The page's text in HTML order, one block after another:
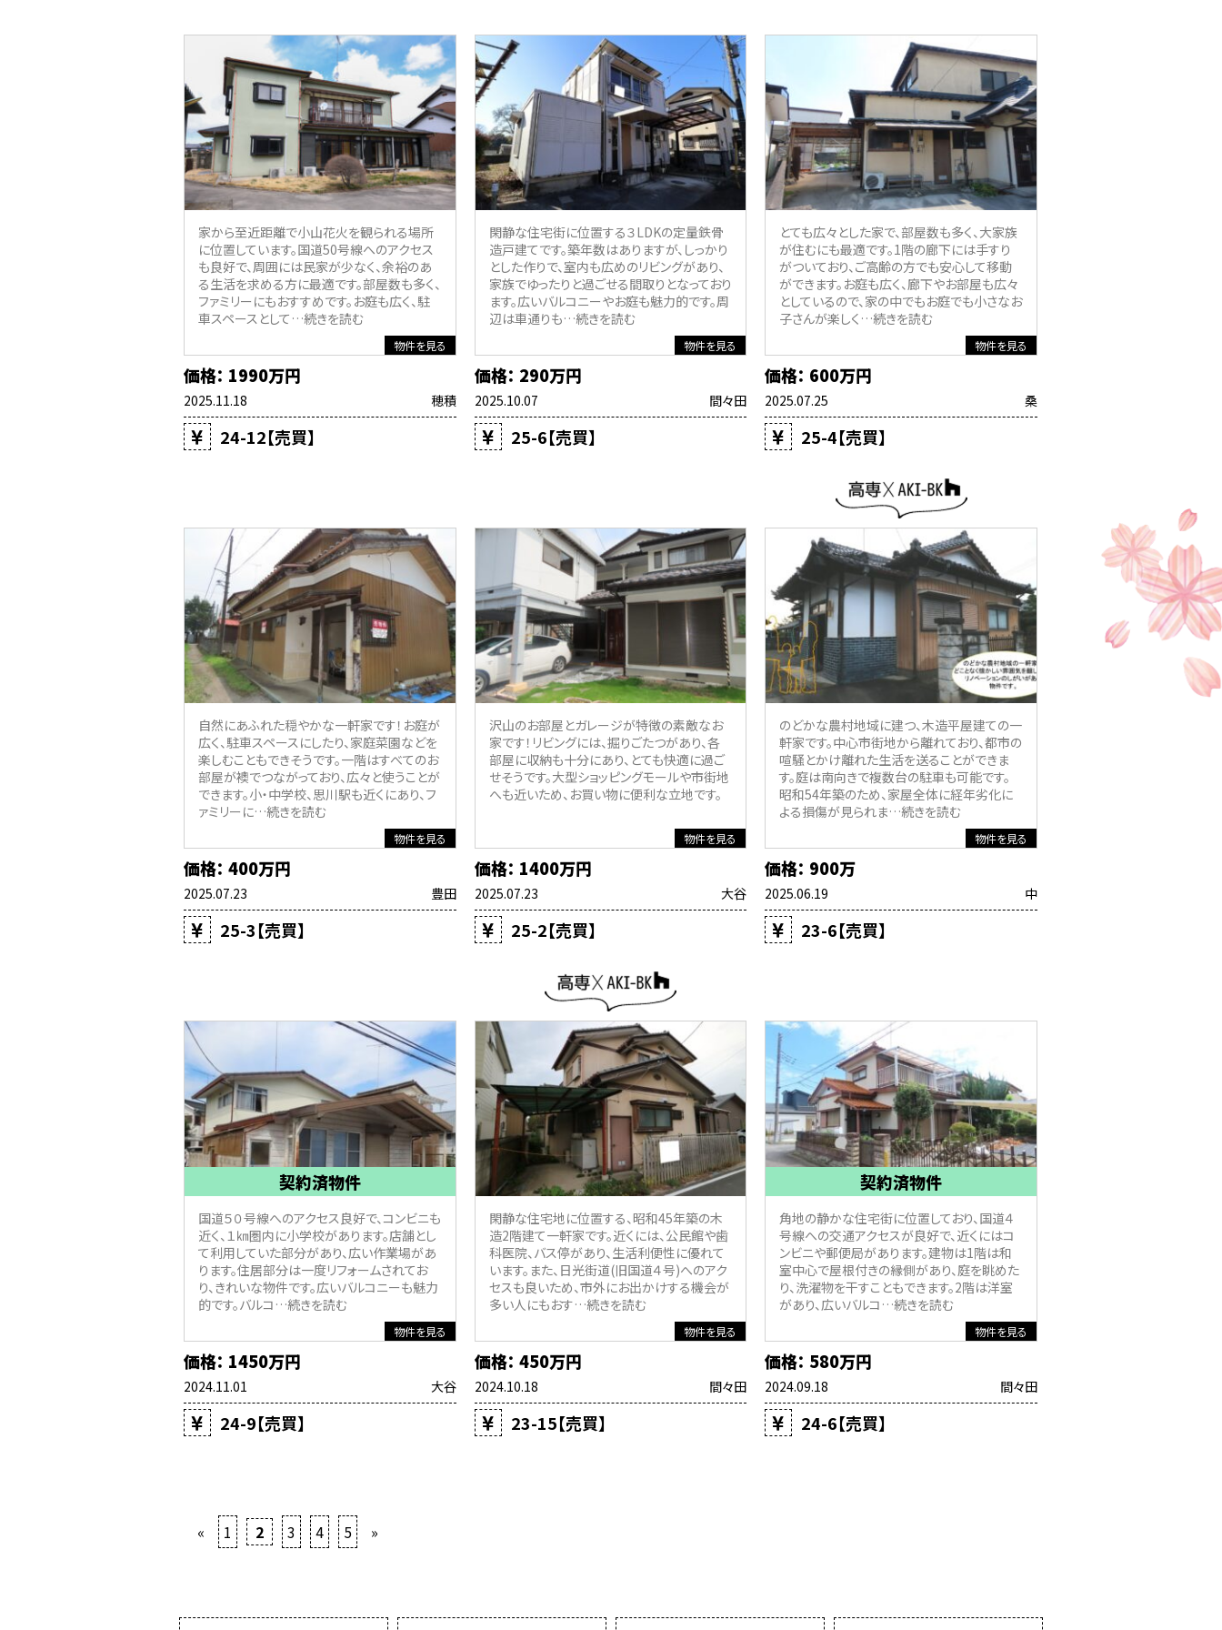
家から至近距離で小山花火を観られる場所
に位置しています。国道50号線へのアクセス
も良好で、周囲には民家が少なく、余裕のあ
る生活を求める方に最適です。部屋数も多く、
ファミリーにもおすすめです。お庭も広く、駐
車スペースとして …続きを読む
物件を見る
価格： 1990万円
2025.11.18 穂積
24-12【売買】
閑静な住宅街に位置する３LDKの定量鉄骨
造戸建てです。築年数はありますが、しっかり
とした作りで、室内も広めのリビングがあり、
家族でゆったりと過ごせる間取りとなっており
ます。広いバルコニーやお庭も魅力的です。周
辺は車通りも…続きを読む
物件を見る
価格： 290万円
2025.10.07 間々田
25-6【売買】
とても広々とした家で、部屋数も多く、大家族
が住むにも最適です。1階の廊下には手すり
がついており、ご高齢の方でも安心して移動
ができます。お庭も広く、廊下やお部屋も広々
としているので、家の中でもお庭でも小さなお
子さんが楽しく …続きを読む
物件を見る
価格： 600万円
2025.07.25 桑
25-4【売買】
自然にあふれた穏やかな一軒家です！お庭が
広く、駐車スペースにしたり、家庭菜園などを
楽しむこともできそうです。一階はすべてのお
部屋が襖でつながっており、広々と使うことが
できます。小・中学校、思川駅も近くにあり、フ
ァミリーに…続きを読む
物件を見る
価格： 400万円
2025.07.23 豊田
25-3【売買】
沢山のお部屋とガレージが特徴の素敵なお
家です！リビングには、掘りごたつがあり、各
部屋に収納も十分にあり、とても快適に過ご
せそうです。大型ショッピングモールや市街地
へも近いため、お買い物に便利な立地です。
物件を見る
価格： 1400万円
2025.07.23 大谷
25-2【売買】
のどかな農村地域に建つ、木造平屋建ての一
軒家です。中心市街地から離れており、都市の
喧騒とかけ離れた生活を送ることができま
す。庭は南向きで複数台の駐車も可能です。
昭和54年築のため、家屋全体に経年劣化に
よる損傷が見られま…続きを読む
物件を見る
価格： 900万
2025.06.19 中
23-6【売買】
契約済物件
国道５０号線へのアクセス良好で、コンビニも
近く、１㎞圏内に小学校があります。店舗とし
て利用していた部分があり、広い作業場があ
ります。住居部分は一度リフォームされてお
り、きれいな物件です。広いバルコニーも魅力
的です。バルコ …続きを読む
物件を見る
価格： 1450万円
2024.11.01 大谷
24-9【売買】
閑静な住宅地に位置する、昭和45年築の木
造2階建て一軒家です。近くには、公民館や歯
科医院、バス停があり、生活利便性に優れて
います。また、日光街道(旧国道４号)へのアク
セスも良いため、市外にお出かけする機会が
多い人にもおす…続きを読む
物件を見る
価格： 450万円
2024.10.18 間々田
23-15【売買】
契約済物件
角地の静かな住宅街に位置しており、国道４
号線への交通アクセスが良好で、近くにはコ
ンビニや郵便局があります。建物は1階は和
室中心で屋根付きの縁側があり、庭を眺めた
り、洗濯物を干すこともできます。2階は洋室
があり、広いバルコ …続きを読む
物件を見る
価格： 580万円
2024.09.18 間々田
24-6【売買】
« 1 2 3 4 5 »